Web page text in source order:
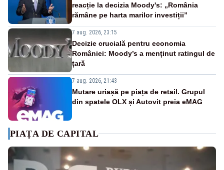
reacție la decizia Moody's: „România
rămâne pe harta marilor investiții”
7 aug. 2026, 23:15
Decizie crucială pentru economia
României: Moody’s a menținut ratingul de
țară
7 aug. 2026, 21:43
Mutare uriașă pe piața de retail. Grupul
din spatele OLX și Autovit preia eMAG
PIAȚA DE CAPITAL